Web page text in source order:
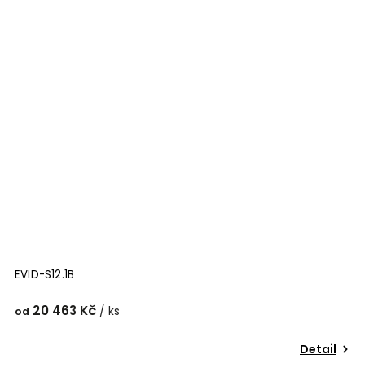
EVID-S12.1B
od 20 463 Kč / ks
Detail